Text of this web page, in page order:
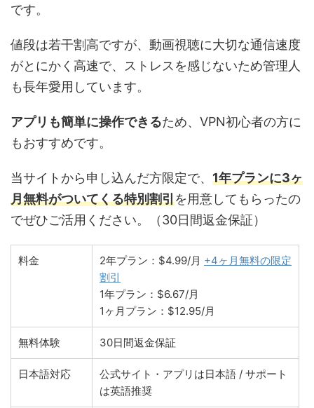
です。
値段は若干割高ですが、動画視聴に大切な通信速度
がとにかく高速で、ストレスを感じないため管理人
も長年愛用しています。
アプリも簡単に操作できるため、VPN初心者の方に
もおすすめです。
当サイトから申し込んだ方限定で、 1年プランに3ヶ
月無料がついてくる特別割引を用意してもらったの
でぜひご活用ください。（30日間返金保証）
料金 2年プラン：$4.99/月 +4ヶ月無料の限定
割引
1年プラン：$6.67/月
1ヶ月プラン：$12.95/月
無料体験 30日間返金保証
日本語対応
公式サイト・アプリは日本語 / サポート
は英語推奨